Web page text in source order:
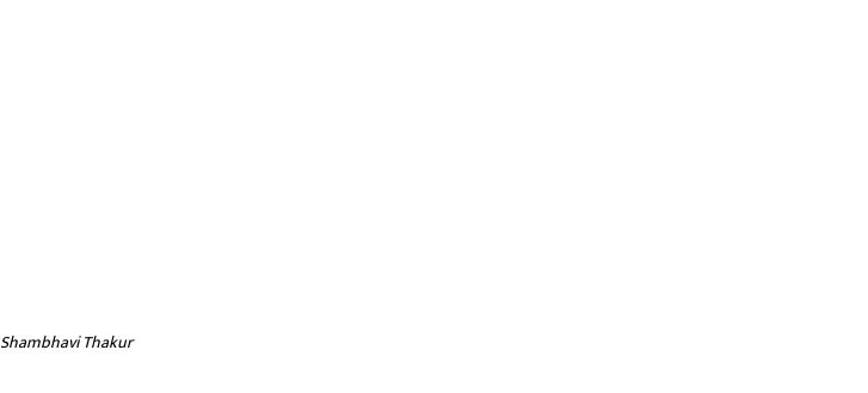
Shambhavi Thakur